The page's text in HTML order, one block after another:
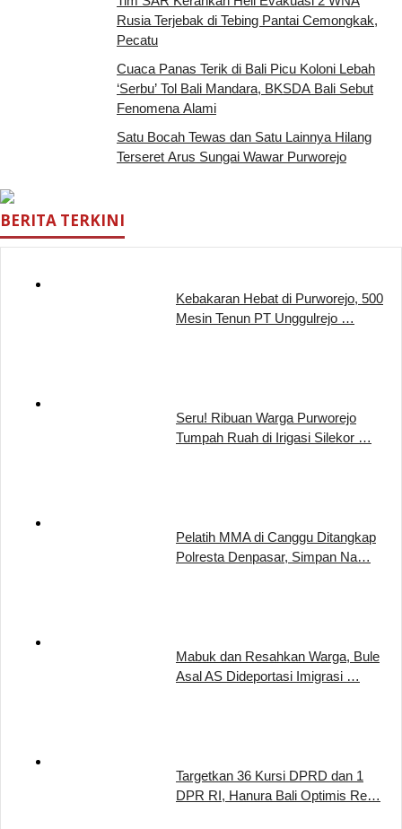
Rusia Terjebak di Tebing Pantai Cemongkak,
Pecatu
Cuaca Panas Terik di Bali Picu Koloni Lebah
‘Serbu’ Tol Bali Mandara, BKSDA Bali Sebut
Fenomena Alami
Satu Bocah Tewas dan Satu Lainnya Hilang
Terseret Arus Sungai Wawar Purworejo
BERITA TERKINI
Kebakaran Hebat di Purworejo, 500
Mesin Tenun PT Unggulrejo …
Seru! Ribuan Warga Purworejo
Tumpah Ruah di Irigasi Silekor …
Pelatih MMA di Canggu Ditangkap
Polresta Denpasar, Simpan Na…
Mabuk dan Resahkan Warga, Bule
Asal AS Dideportasi Imigrasi …
Targetkan 36 Kursi DPRD dan 1
DPR RI, Hanura Bali Optimis Re…